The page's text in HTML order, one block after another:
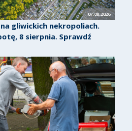
07.08.2026
gliwickich nekropoliach.
8 sierpnia. Sprawdź